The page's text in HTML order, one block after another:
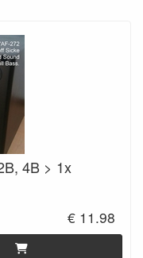
4B > 1x
€ 11.98